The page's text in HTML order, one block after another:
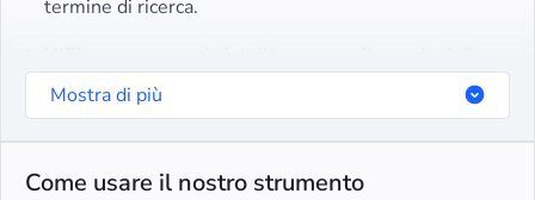
termine di ricerca.
ordinamento e filtro.
Mostra di più
Come usare il nostro strumento